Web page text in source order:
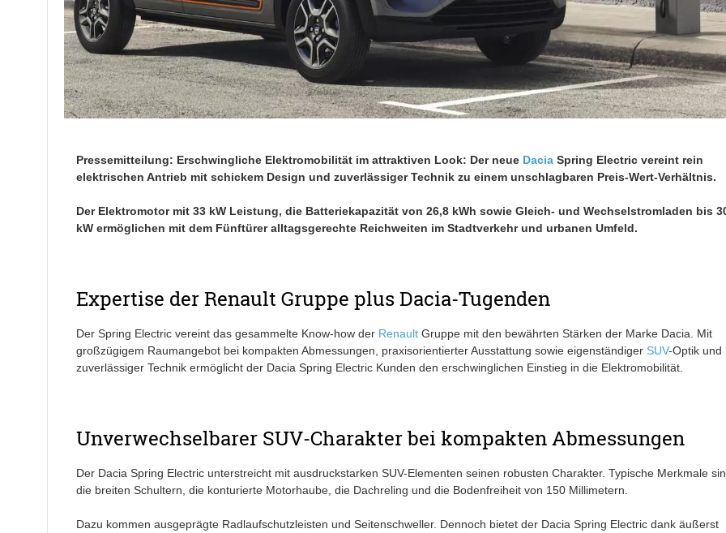
Pressemitteilung: Erschwingliche Elektromobilität im attraktiven Look: Der neue DaciaSpring Electric vereint rein
elektrischen Antrieb mit schickem Design und zuverlässiger Technik zu einem unschlagbaren Preis-Wert-Verhältnis.
Der Elektromotor mit 33 kW Leistung, die Batteriekapazität von 26,8 kWh sowie Gleich- und Wechselstromladen bis
kW ermöglichen mit dem Fünftürer alltagsgerechte Reichweiten im Stadtverkehr und urbanen Umfeld.
Expertise der Renault Gruppe plus Dacia-Tugenden
Der Spring Electric vereint das gesammelte Know-how der RenaultGruppe mit den bewährten Stärken der Marke Dacia. Mit
großzügigem Raumangebot bei kompakten Abmessungen, praxisorientierter Ausstattung sowie eigenständiger SUV-Optik und
zuverlässiger Technik ermöglicht der Dacia Spring Electric Kunden den erschwinglichen Einstieg in die Elektromobilität.
Unverwechselbarer SUV-Charakter bei kompakten Abmessungen
Der Dacia Spring Electric unterstreicht mit ausdruckstarken SUV-Elementen seinen robusten Charakter. Typische Merkmale
die breiten Schultern, die konturierte Motorhaube, die Dachreling und die Bodenfreiheit von 150 Millimetern.
Dazu kommen ausgeprägte Radlaufschutzleisten und Seitenschweller. Dennoch bietet der Dacia Spring Electric dank äußerst